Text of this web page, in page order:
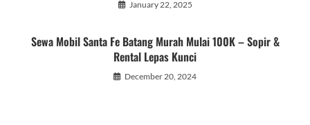
January 22, 2025
Sewa Mobil Santa Fe Batang Murah Mulai 100K – Sopir &
Rental Lepas Kunci
December 20, 2024